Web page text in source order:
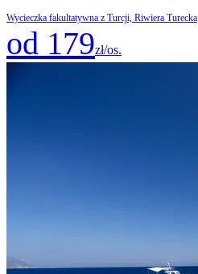
Wycieczka fakultatywna z Turcji, Riwiera Turecka
od 179zł/os.